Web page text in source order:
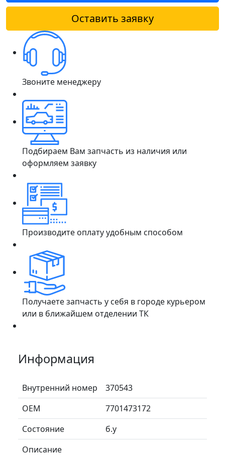
Оставить заявку
Звоните менеджеру
Подбираем Вам запчасть из наличия или
оформляем заявку
Производите оплату удобным способом
Получаете запчасть у себя в городе курьером
или в ближайшем отделении ТК
Информация
Внутренний номер
370543
ОЕМ
7701473172
Состояние
б.у
Описание